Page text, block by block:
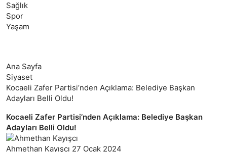
Sağlık
Spor
Yaşam
Ana Sayfa
Siyaset
Kocaeli Zafer Partisi’nden Açıklama: Belediye Başkan
Adayları Belli Oldu!
Kocaeli Zafer Partisi’nden Açıklama: Belediye Başkan
Adayları Belli Oldu!
Ahmethan Kayışcı 27 Ocak 2024